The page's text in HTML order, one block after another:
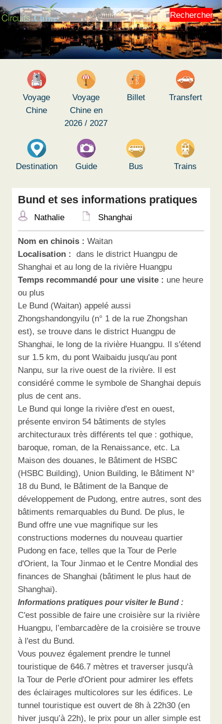
Rechercher
Voyage
Chine
Voyage
Chine en
2026 / 2027
Billet Transfert
Destination Guide Bus Trains
Bund et ses informations pratiques
Nathalie Shanghai
Nom en chinois : Waitan
Localisation : dans le district Huangpu de
Shanghai et au long de la rivière Huangpu
Temps recommandé pour une visite : une heure
ou plus
Le Bund (Waitan) appelé aussi
Zhongshandongyilu (n° 1 de la rue Zhongshan
est), se trouve dans le district Huangpu de
Shanghai, le long de la rivière Huangpu. Il s'étend
sur 1.5 km, du pont Waibaidu jusqu'au pont
Nanpu, sur la rive ouest de la rivière. Il est
considéré comme le symbole de Shanghai depuis
plus de cent ans.
Le Bund qui longe la rivière d'est en ouest,
présente environ 54 bâtiments de styles
architecturaux très différents tel que : gothique,
baroque, roman, de la Renaissance, etc. La
Maison des douanes, le Bâtiment de HSBC
(HSBC Building), Union Building, le Bâtiment N°
18 du Bund, le Bâtiment de la Banque de
développement de Pudong, entre autres, sont des
bâtiments remarquables du Bund. De plus, le
Bund offre une vue magnifique sur les
constructions modernes du nouveau quartier
Pudong en face, telles que la Tour de Perle
d'Orient, la Tour Jinmao et le Centre Mondial des
finances de Shanghai (bâtiment le plus haut de
Shanghai).
Informations pratiques pour visiter le Bund :
C'est possible de faire une croisière sur la rivière
Huangpu, l’embarcadère de la croisière se trouve
à l'est du Bund.
Vous pouvez également prendre le tunnel
touristique de 646.7 mètres et traverser jusqu'à
la Tour de Perle d'Orient pour admirer les effets
des éclairages multicolores sur les édifices. Le
tunnel touristique est ouvert de 8h à 22h30 (en
hiver jusqu’à 22h), le prix pour un aller simple est